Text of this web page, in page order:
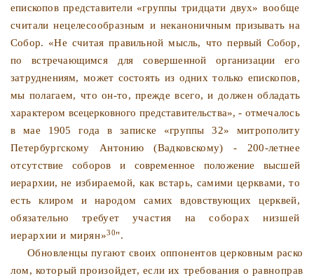
епископов представители «группы трид­цати двух» вообще
считали нецелесообразным и неканонич­ным призывать на
Собор. «Не считая правильной мысль, что первый Собор,
по встречающимся для совершенной организа­ции его
затруднениям, может состоять из одних только епис­копов,
мы полагаем, что он-то, прежде всего, и должен обла­дать
характером всецерковного представительства», - отме­чалось
в мае 1905 года в записке «группы 32» митрополиту
Петербургскому Антонию (Вадковскому) - 200-летнее
отсутствие соборов и современное положение высшей
иерархии, не избираемой, как встарь, самими церквами, то
есть клиром и народом самих вдовствующих церквей,
обязательно требует участия на соборах низшей
иерархии и мирян»30".
Обновленцы пугают своих оппонентов церковным раско­
лом, который произойдет, если их требования о равноправ­